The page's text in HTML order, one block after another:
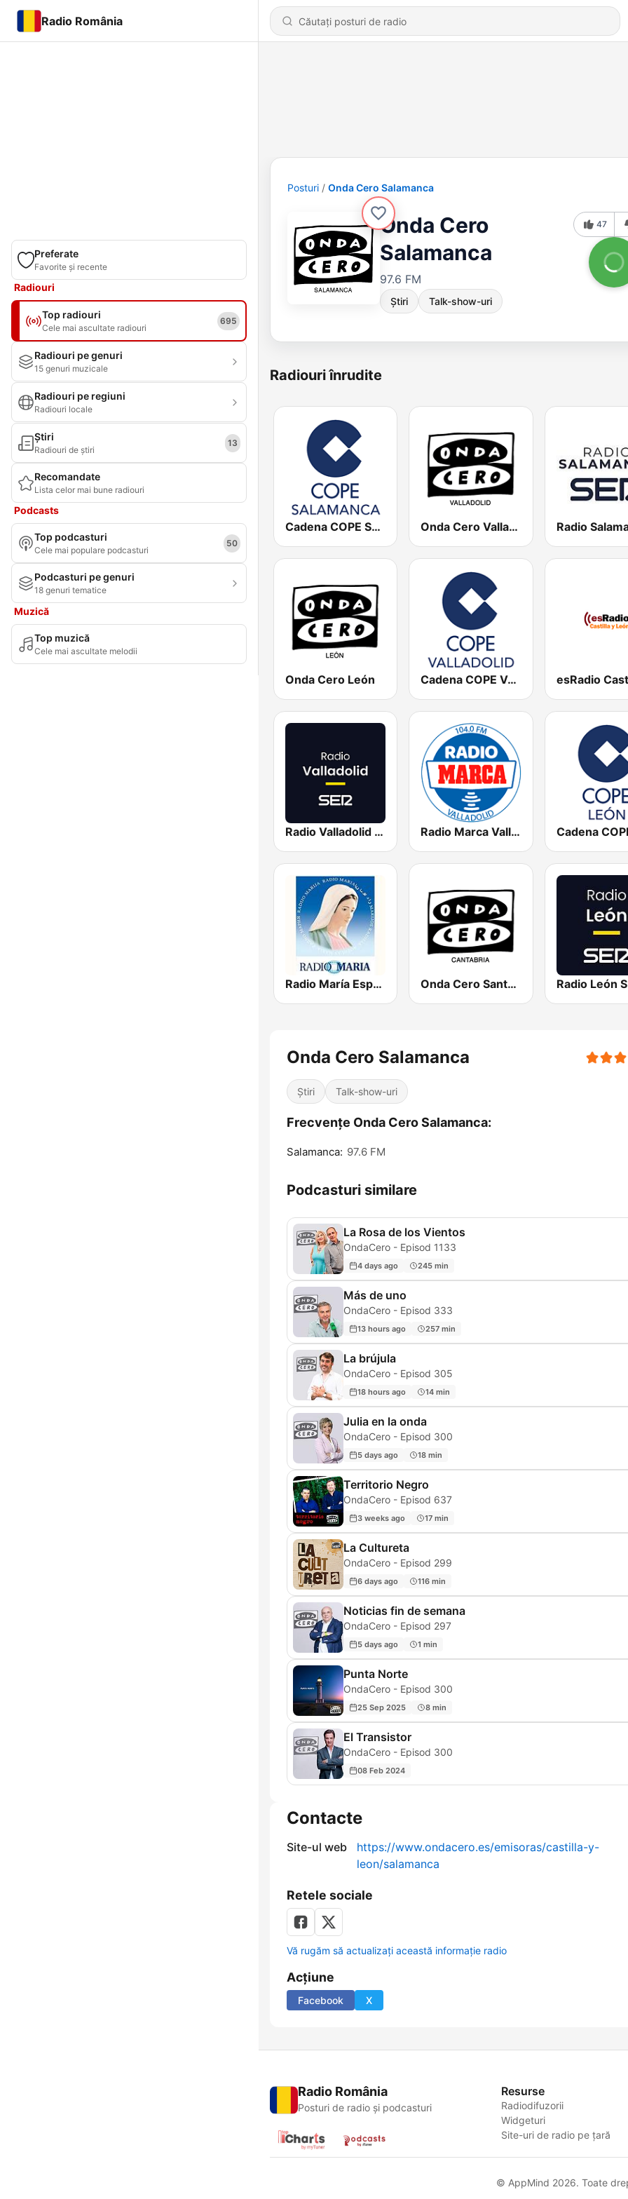
Radio România
Preferate
Favorite și recente
Radiouri
Top radiouri
Cele mai ascultate radiouri
695
Radiouri pe genuri
15 genuri muzicale
Radiouri pe regiuni
Radiouri locale
Știri
Radiouri de știri
13
Recomandate
Lista celor mai bune radiouri
Podcasts
Top podcasturi
Cele mai populare podcasturi
50
Podcasturi pe genuri
18 genuri tematice
Muzică
Top muzică
Cele mai ascultate melodii
Posturi Onda Cero Salamanca
Onda Cero
Salamanca
97.6 FM
Știri Talk-show-uri
47
Radiouri înrudite
Cadena COPE Salamanca Onda Cero Valladolid
Onda Cero León Cadena COPE Valladolid
Radio Valladolid SER Radio Marca Valladolid
Radio María España Onda Cero Santander Radio León
Onda Cero Salamanca
Știri Talk-show-uri
Frecvențe Onda Cero Salamanca:
Salamanca: 97.6 FM
Podcasturi similare
La Rosa de los Vientos
OndaCero - Episod 1133
4 days ago 245 min
Más de uno
OndaCero - Episod 333
13 hours ago 257 min
La brújula
OndaCero - Episod 305
18 hours ago 14 min
Julia en la onda
OndaCero - Episod 300
5 days ago 18 min
Territorio Negro
OndaCero - Episod 637
3 weeks ago 17 min
La Cultureta
OndaCero - Episod 299
6 days ago 116 min
Noticias fin de semana
OndaCero - Episod 297
5 days ago 1 min
Punta Norte
OndaCero - Episod 300
25 Sep 2025 8 min
El Transistor
OndaCero - Episod 300
08 Feb 2024
Contacte
Site-ul web
https://www.ondacero.es/emisoras/castilla-y-
leon/salamanca
Retele sociale
Vă rugăm să actualizați această informație radio
Acțiune
Facebook X
Radio România
Posturi de radio și podcasturi
Resurse
Radiodifuzorii
Widgeturi
Site-uri de radio pe țară
© AppMind 2026. Toate